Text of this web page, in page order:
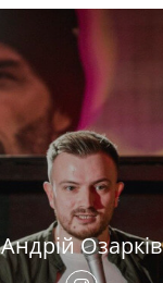
Андрій Озарків